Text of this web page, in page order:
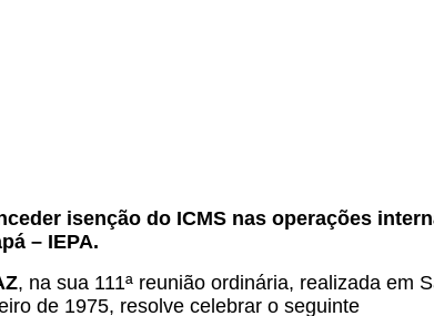
isenção do ICMS nas operações
– IEPA.
, na sua 111ª reunião ordinária, realizada em
de 1975, resolve celebrar o seguinte